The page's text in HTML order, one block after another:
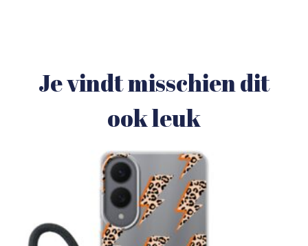
Je vindt misschien dit
ook leuk